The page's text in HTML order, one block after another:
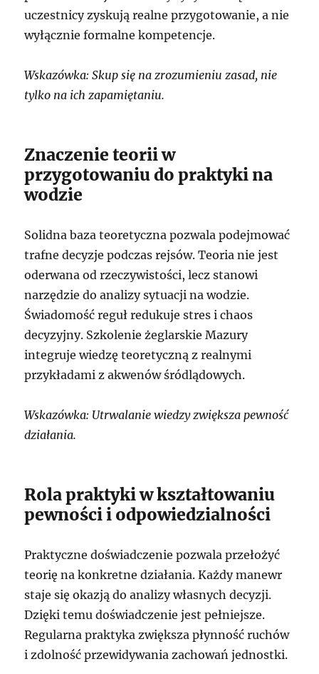
uczestnicy zyskują realne przygotowanie, a nie
wyłącznie formalne kompetencje.
Wskazówka: Skup się na zrozumieniu zasad, nie
tylko na ich zapamiętaniu.
Znaczenie teorii w
przygotowaniu do praktyki na
wodzie
Solidna baza teoretyczna pozwala podejmować
trafne decyzje podczas rejsów. Teoria nie jest
oderwana od rzeczywistości, lecz stanowi
narzędzie do analizy sytuacji na wodzie.
Świadomość reguł redukuje stres i chaos
decyzyjny. Szkolenie żeglarskie Mazury
integruje wiedzę teoretyczną z realnymi
przykładami z akwenów śródlądowych.
Wskazówka: Utrwalanie wiedzy zwiększa pewność
działania.
Rola praktyki w kształtowaniu
pewności i odpowiedzialności
Praktyczne doświadczenie pozwala przełożyć
teorię na konkretne działania. Każdy manewr
staje się okazją do analizy własnych decyzji.
Dzięki temu doświadczenie jest pełniejsze.
Regularna praktyka zwiększa płynność ruchów
i zdolność przewidywania zachowań jednostki.